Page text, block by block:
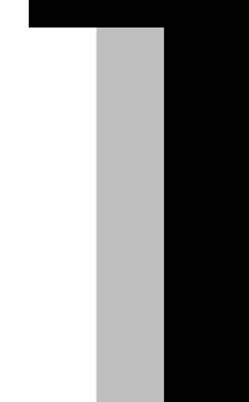
αδρεναλίνη στα